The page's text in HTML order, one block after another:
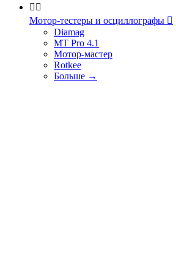
 
Мотор-тестеры и осциллографы 
Diamag
MT Pro 4.1
Мотор-мастер
Rotkee
Больше →